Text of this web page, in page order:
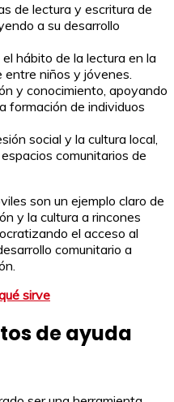
de lectura y escritura de
a su desarrollo
hábito de la lectura en la
entre niños y jóvenes.
y conocimiento, apoyando
formación de individuos
social y la cultura local,
comunitarios de
son un ejemplo claro de
y la cultura a rincones
el acceso al
comunitario a
sirve
de ayuda